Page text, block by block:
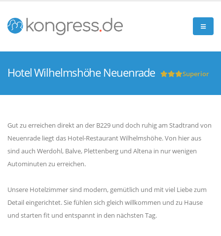
Hotel Wilhelmshöhe Neuenrade Superior
Gut zu erreichen direkt an der B229 und doch ruhig am Stadtrand von
Neuenrade liegt das Hotel-Restaurant Wilhelmshöhe. Von hier aus
sind auch Werdohl, Balve, Plettenberg und Altena in nur wenigen
Autominuten zu erreichen.
Unsere Hotelzimmer sind modern, gemütlich und mit viel Liebe zum
Detail eingerichtet. Sie fühlen sich gleich willkommen und zu Hause
und starten fit und entspannt in den nächsten Tag.